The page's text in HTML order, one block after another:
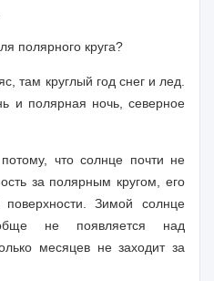
полярного круга?
там круглый год снег и лед.
и полярная ночь, северное
что солнце почти не
за полярным кругом, его
Зимой солнце
не появляется над
месяцев не заходит за